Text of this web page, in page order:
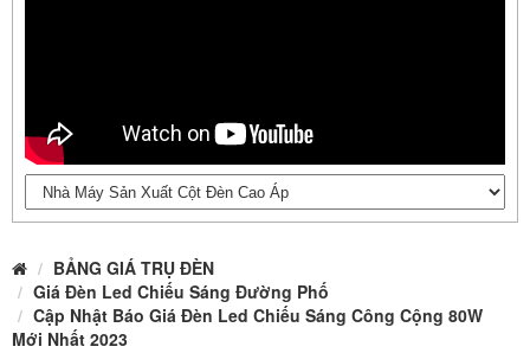
BẢNG GIÁ TRỤ ĐÈN
Giá Đèn Led Chiếu Sáng Đường Phố
Cập Nhật Báo Giá Đèn Led Chiếu Sáng Công Cộng 80W
Mới Nhất 2023